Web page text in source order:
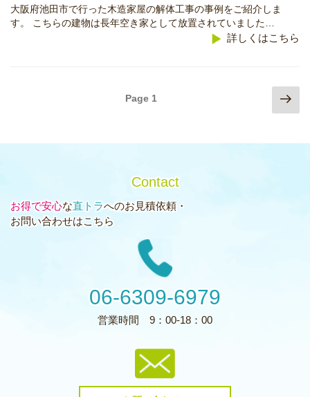
大阪府池田市で行った木造家屋の解体工事の事例をご紹介しま
す。 こちらの建物は長年空き家として放置されていました…
詳しくはこちら
ー
Page 1
Contact
お得で安心な直トラへのお見積依頼・
お問い合わせはこちら
06-6309-6979
営業時間 9：00-18：00